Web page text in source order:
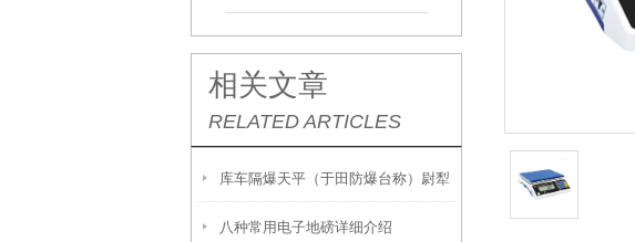
相关文章
RELATED ARTICLES
库车隔爆天平（于田防爆台称）尉犁
不锈钢地磅称维修
八种常用电子地磅详细介绍